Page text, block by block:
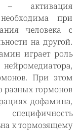
– активация
при
человека с
на другой.
играет роль
При этом
разных гормонов
дофамина,
к тормозящему